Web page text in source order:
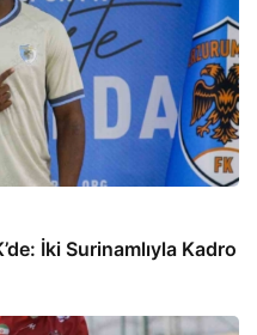
İki Surinamlıyla Kadro